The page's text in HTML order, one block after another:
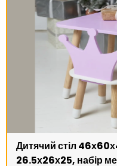
Дитячий стіл
26.5х26х25, набір